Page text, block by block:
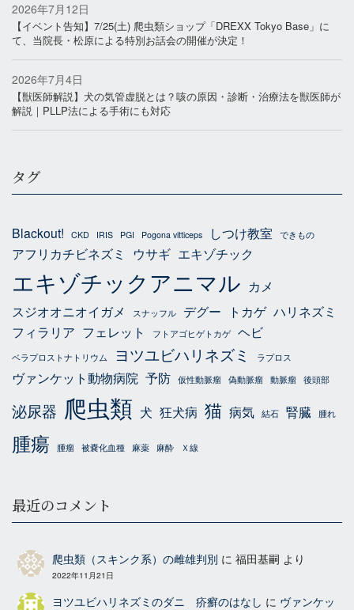
2026年7月12日
【イベント告知】7/25(土) 爬虫類ショップ「DREXX Tokyo Base」に
て、当院長・松原による特別お話会の開催が決定！
2026年7月4日
【獣医師解説】犬の気管虚脱とは？咳の原因・診断・治療法を獣医師が
解説｜PLLP法による手術にも対応
タグ
Blackout! CKD IRIS PGI Pogona vitticeps しつけ教室 できもの
アフリカチビネズミ ウサギ エキゾチック
エキゾチックアニマル カメ
スジオオニオイガメ
スナッフル デグー トカゲ ハリネズミ
フィラリア フェレット フトアゴヒゲトカゲ ヘビ
ベラプロストナトリウム ヨツユビハリネズミ ラプロス
ヴァンケット動物病院 予防 仮性動脈瘤 偽動脈瘤 動脈瘤 後頭部
泌尿器 爬虫類 犬 狂犬病 猫 病気 結石 腎臓 腫れ
腫瘍 腫瘤 被嚢化血種 麻薬 麻酔 Ｘ線
最近のコメント
爬虫類（スキンク系）の雌雄判別 に福田基嗣 より
2022年11月21日
ヨツユビハリネズミのダニ 疥癬のはなし に ヴァンケッ